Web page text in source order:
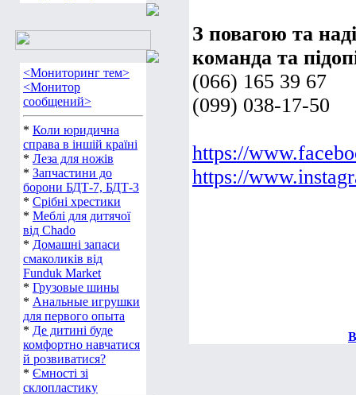
<Мониторинг тем>
<Монитор
сообщений>
* Коли юридична
справа в іншій країні
* Леза для ножів
* Запчастини до
борони БДТ-7, БДТ-3
* Срібні хрестики
* Меблі для дитячої
від Chado
* Домашні запаси
смаколиків від
Funduk Market
* Грузовые шины
* Анальные игрушки
для первого опыта
* Де дитині буде
комфортно навчатися
й розвиватися?
* Ємності зі
склопластику
З повагою та
команда та
(066) 165 39 67
(099) 038-17-50
https://
https://